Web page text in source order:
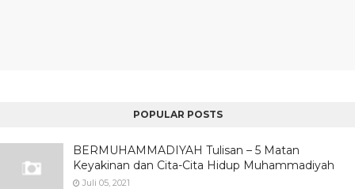
POPULAR POSTS
BERMUHAMMADIYAH Tulisan – 5 Matan
Keyakinan dan Cita-Cita Hidup Muhammadiyah
Juli 05, 2021